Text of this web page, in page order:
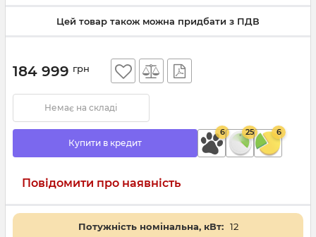
Цей товар також можна придбати з ПДВ
184 999 грн
Немає на складі
Купити в кредит
6 25 6
Повідомити про наявність
Потужність номінальна, кВт: 12